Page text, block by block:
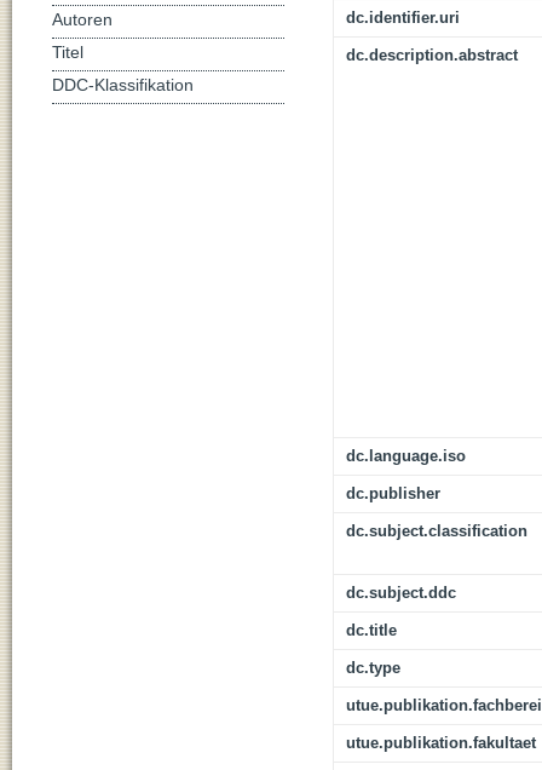
dc.identifier.uri
dc.description.abstract
dc.language.iso
dc.publisher
dc.subject.classification
dc.subject.ddc
dc.title
dc.type
utue.publikation.fakultaet
Autoren
Titel
DDC-Klassifikation